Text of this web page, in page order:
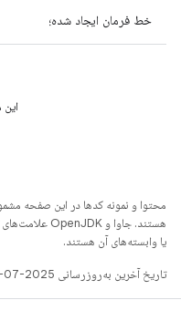
خط فرمان ایجاد شده؛
این
محتوا و نمونه کدها در این صفحه
یا وابسته‌های آن هستند.
تاریخ آخرین به‌روزرسانی 2025-07-29 به‌وقت ساعت هماهنگ جهانی.